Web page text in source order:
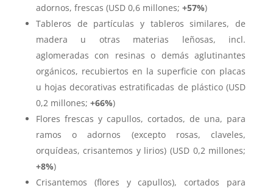
adornos, frescas (USD 0,6 millones; +57%)
Tableros de partículas y tableros similares, de
madera u otras materias leñosas, incl.
aglomeradas con resinas o demás aglutinantes
orgánicos, recubiertos en la superficie con placas
u hojas decorativas estratificadas de plástico (USD
0,2 millones; +66%)
Flores frescas y capullos, cortados, de una, para
ramos o adornos (excepto rosas, claveles,
orquídeas, crisantemos y lirios) (USD 0,2 millones;
+8%)
Crisantemos (flores y capullos), cortados para